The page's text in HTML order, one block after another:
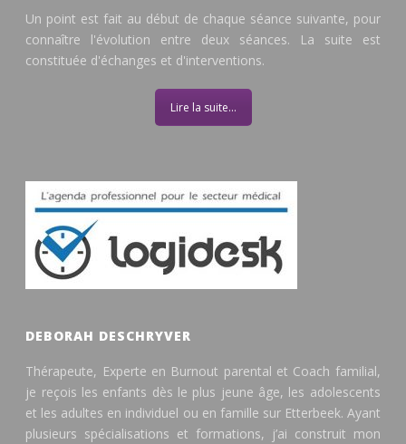
Un point est fait au début de chaque séance suivante, pour
connaître l'évolution entre deux séances. La suite est
constituée d'échanges et d'interventions.
Lire la suite...
DEBORAH DESCHRYVER
Thérapeute, Experte en Burnout parental et Coach familial,
je reçois les enfants dès le plus jeune âge, les adolescents
et les adultes en individuel ou en famille sur Etterbeek. Ayant
plusieurs spécialisations et formations, j’ai construit mon